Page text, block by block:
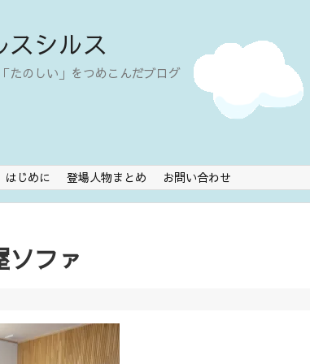
スシルス
たのしい」をつめこんだブログ
はじめに 登場人物まとめ お問い合わせ
ソファ